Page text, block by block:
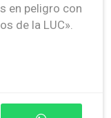
en peligro con
de la LUC».